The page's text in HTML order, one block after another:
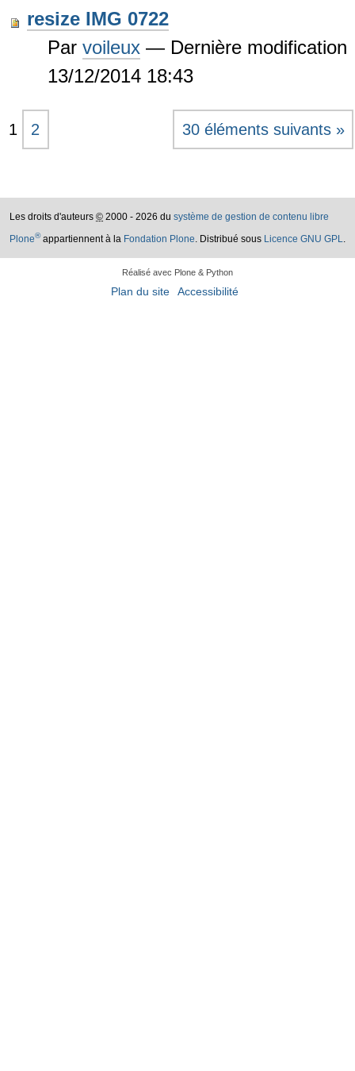
resize IMG 0722
Par voileux — Dernière modification
13/12/2014 18:43
30 éléments suivants »
1 2
Les droits d'auteurs © 2000 - 2026 du système de gestion de contenu libre
Plone®appartiennent à la Fondation Plone. Distribué sous Licence GNU GPL.
Réalisé avec Plone & Python
Plan du site Accessibilité